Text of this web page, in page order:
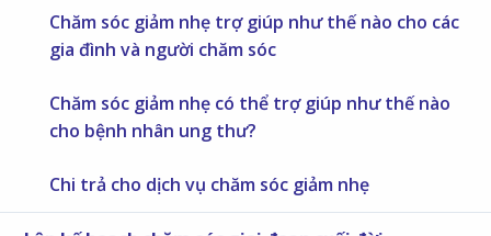
Chăm sóc giảm nhẹ trợ giúp như thế nào cho các
gia đình và người chăm sóc
Chăm sóc giảm nhẹ có thể trợ giúp như thế nào
cho bệnh nhân ung thư?
Chi trả cho dịch vụ chăm sóc giảm nhẹ